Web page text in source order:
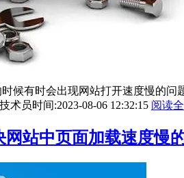
候有时会出现网站打开速度慢的
术员时间:2023-08-06 12:32:15 阅读
网站中页面加载速度慢